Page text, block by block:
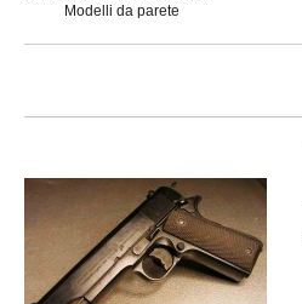
Modelli da parete